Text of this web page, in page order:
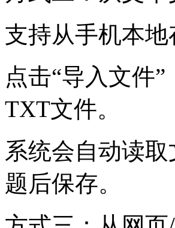
支持从手机本
点击“导入文件
TXT文件。
系统会自动读
题后保存。